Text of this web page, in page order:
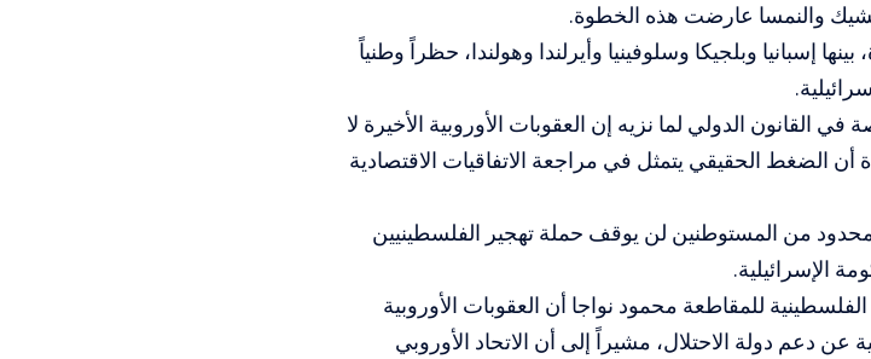
والنمسا عارضت هذه الخطوة.
إسبانيا وبلجيكا وسلوفينيا وأيرلندا وهولندا، حظراً وطنياً
القانون الدولي لما نزيه إن العقوبات الأوروبية الأخيرة لا
أن الضغط الحقيقي يتمثل في مراجعة الاتفاقيات الاقتصادية
من المستوطنين لن يوقف حملة تهجير الفلسطينيين
الإسرائيلية.
للمقاطعة محمود نواجا أن العقوبات الأوروبية
عن دعم دولة الاحتلال، مشيراً إلى أن الاتحاد الأوروبي